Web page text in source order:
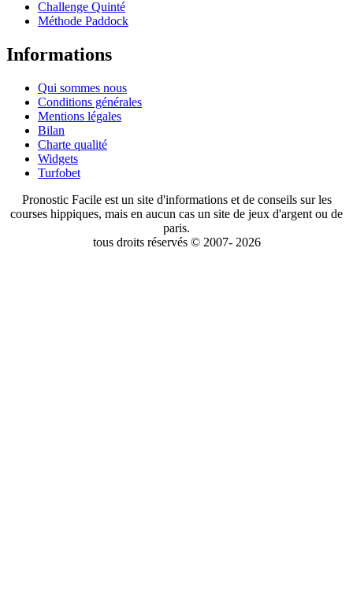
Challenge Quinté
Méthode Paddock
Informations
Qui sommes nous
Conditions générales
Mentions légales
Bilan
Charte qualité
Widgets
Turfobet
Pronostic Facile est un site d'informations et de conseils sur les
courses hippiques, mais en aucun cas un site de jeux d'argent ou de
paris.
tous droits réservés © 2007- 2026